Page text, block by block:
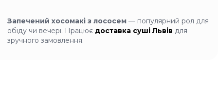
Запечений хосомакі з лососем — популярний рол для
обіду чи вечері. Працює доставка суші Львів для
зручного замовлення.
260г
Рис, норі, крем-сир,